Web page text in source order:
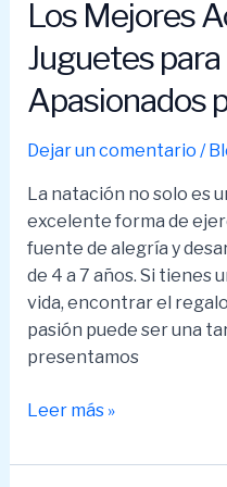
Los Mejores
Juguetes
Apasionados
Dejar un comentario /
La natación no solo es
excelente forma de
fuente de alegría y
de 4 a 7 años. Si tienes
vida, encontrar el
pasión puede ser una
presentamos
Los
Accesorios
Leer más »